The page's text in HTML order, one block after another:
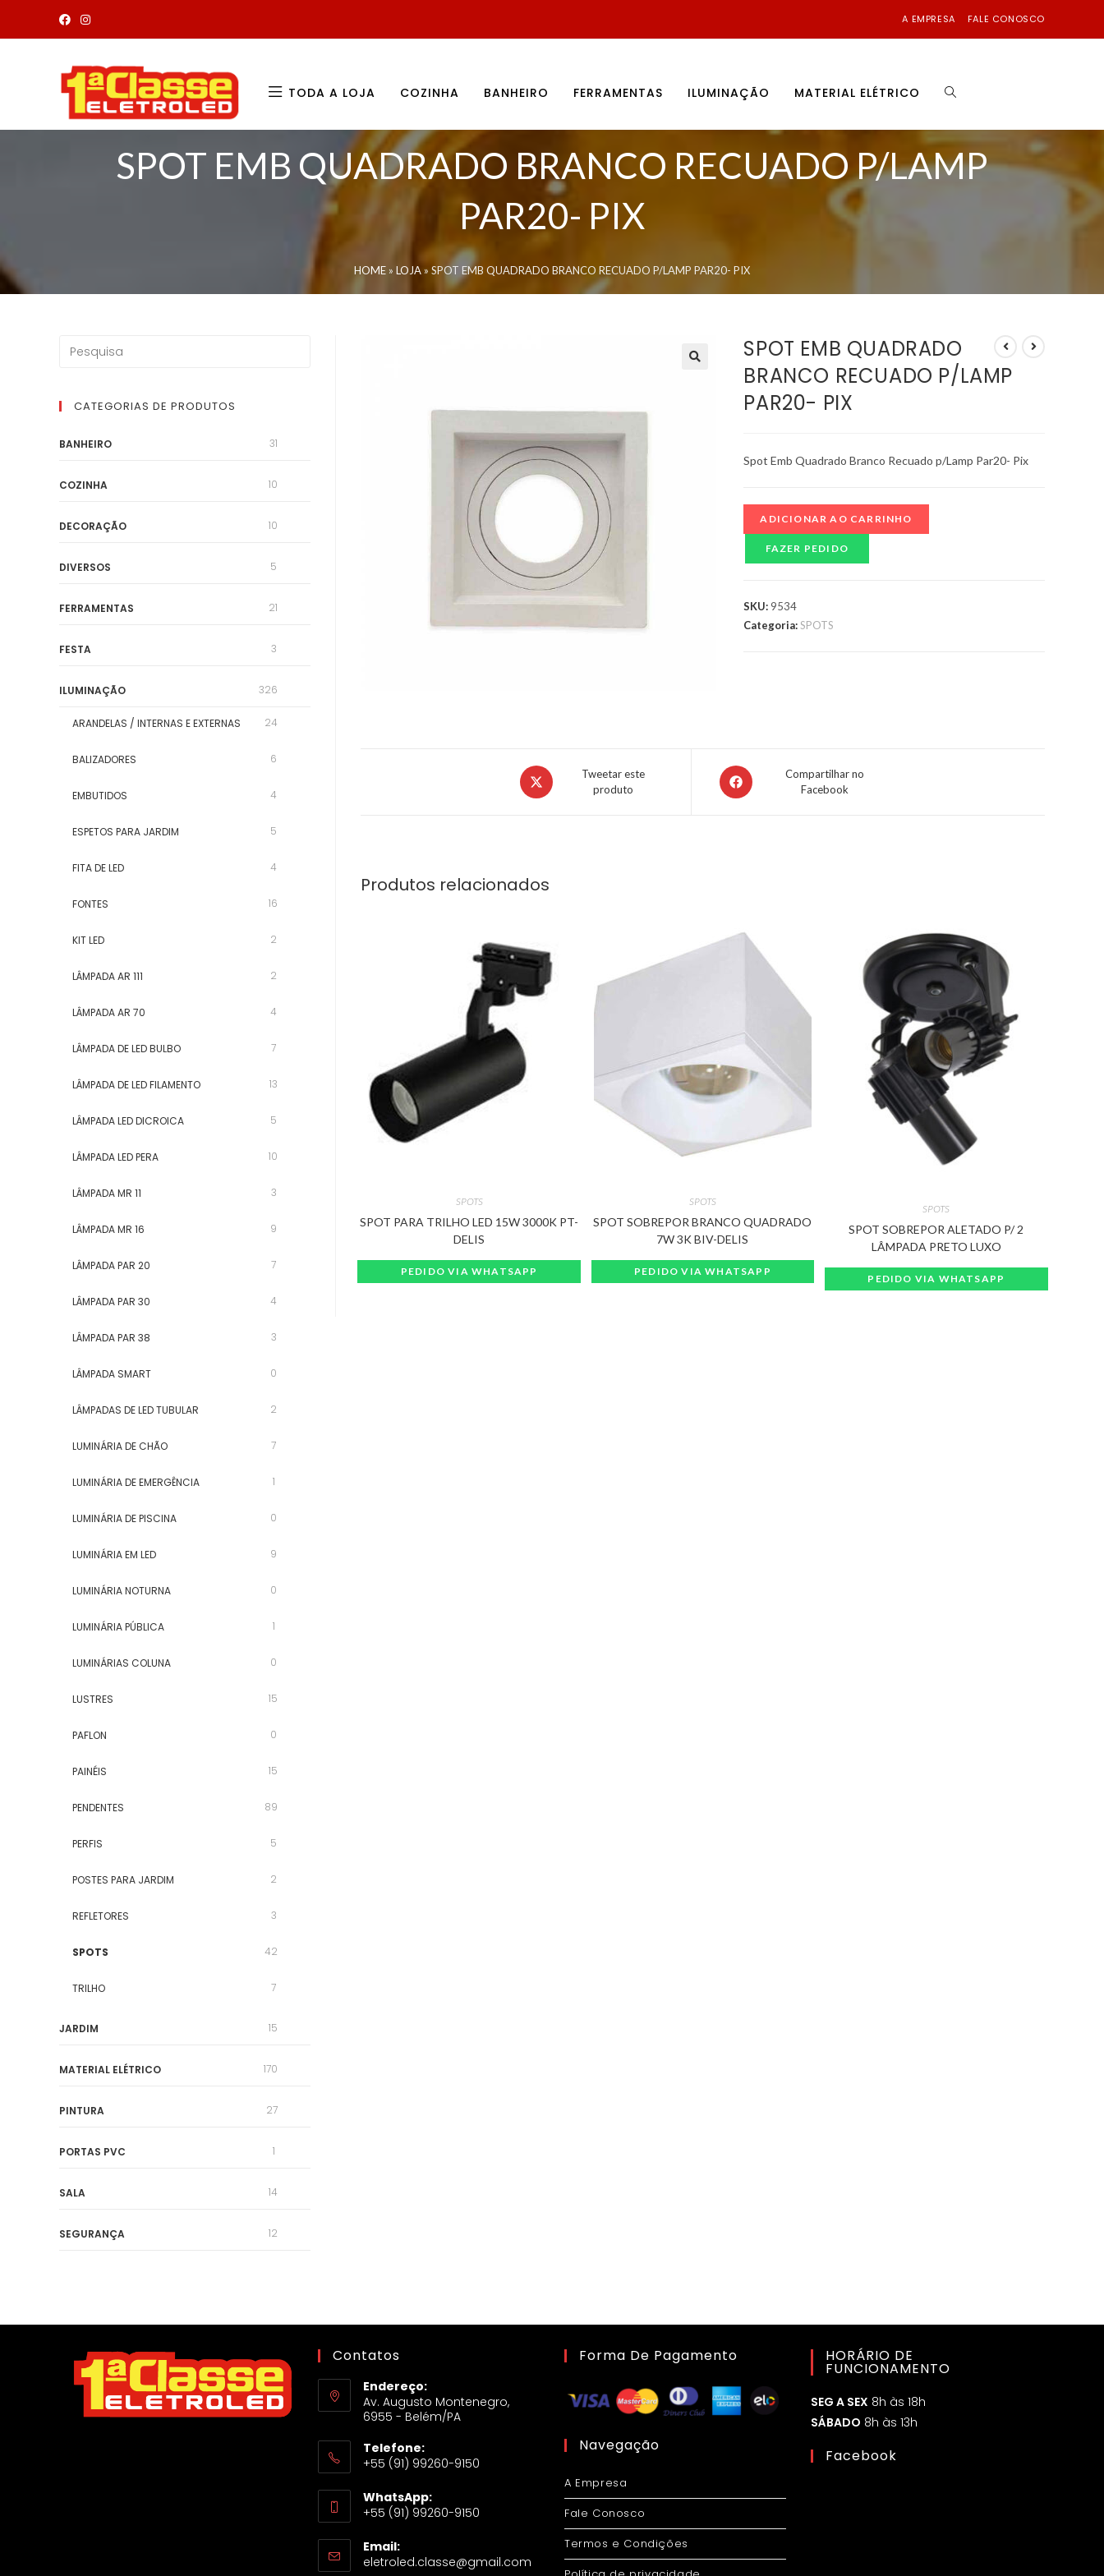
A EMPRESA FALE CONOSCO
TODA A LOJA COZINHA BANHEIRO FERRAMENTAS ILUMINAÇÃO MATERIAL ELÉTRICO
SPOT EMB QUADRADO BRANCO RECUADO P/LAMP
PAR20- PIX
HOME » LOJA » SPOT EMB QUADRADO BRANCO RECUADO P/LAMP PAR20- PIX
SPOT EMB QUADRADO
BRANCO RECUADO P/LAMP
PAR20- PIX
Spot Emb Quadrado Branco Recuado p/Lamp Par20- Pix
ADICIONAR AO CARRINHO
FAZER PEDIDO
SKU: 9534
Categoria:SPOTS
Tweetar este
produto
Compartilhar no
Facebook
Produtos relacionados
SPOTS
SPOT PARA TRILHO LED 15W 3000K PT-
DELIS
PEDIDO VIA WHATSAPP
SPOTS
SPOT SOBREPOR BRANCO QUADRADO
7W 3K BIV-DELIS
PEDIDO VIA WHATSAPP
SPOTS
SPOT SOBREPOR ALETADO P/ 2
LÂMPADA PRETO LUXO
PEDIDO VIA WHATSAPP
CATEGORIAS DE PRODUTOS
BANHEIRO 31
COZINHA 10
DECORAÇÃO 10
DIVERSOS 5
FERRAMENTAS 21
FESTA 3
ILUMINAÇÃO 326
ARANDELAS / INTERNAS E EXTERNAS 24
BALIZADORES 6
EMBUTIDOS 4
ESPETOS PARA JARDIM 5
FITA DE LED 4
FONTES 16
KIT LED 2
LÂMPADA AR 111 2
LÂMPADA AR 70 4
LÂMPADA DE LED BULBO 7
LÂMPADA DE LED FILAMENTO 13
LÂMPADA LED DICROICA 5
LÂMPADA LED PERA 10
LÂMPADA MR 11 3
LÂMPADA MR 16 9
LÂMPADA PAR 20 7
LÂMPADA PAR 30 4
LÂMPADA PAR 38 3
LÂMPADA SMART 0
LÂMPADAS DE LED TUBULAR 2
LUMINÁRIA DE CHÃO 7
LUMINÁRIA DE EMERGÊNCIA 1
LUMINÁRIA DE PISCINA 0
LUMINÁRIA EM LED 9
LUMINÁRIA NOTURNA 0
LUMINÁRIA PÚBLICA 1
LUMINÁRIAS COLUNA 0
LUSTRES 15
PAFLON 0
PAINÉIS 15
PENDENTES 89
PERFIS 5
POSTES PARA JARDIM 2
REFLETORES 3
SPOTS 42
TRILHO 7
JARDIM 15
MATERIAL ELÉTRICO 170
PINTURA 27
PORTAS PVC 1
SALA 14
SEGURANÇA 12
Contatos
Endereço:
Av. Augusto Montenegro,
6955 - Belém/PA
Telefone:
+55 (91) 99260-9150
WhatsApp:
+55 (91) 99260-9150
Email:
eletroled.classe@gmail.com
Forma De Pagamento
Navegação
A Empresa
Fale Conosco
Termos e Condições
HORÁRIO DE
FUNCIONAMENTO
SEG A SEX 8h às 18h
SÁBADO 8h às 13h
Facebook